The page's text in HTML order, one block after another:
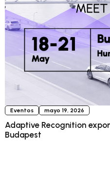
Eventos mayo 19, 2026
Adaptive Recognition
Budapest